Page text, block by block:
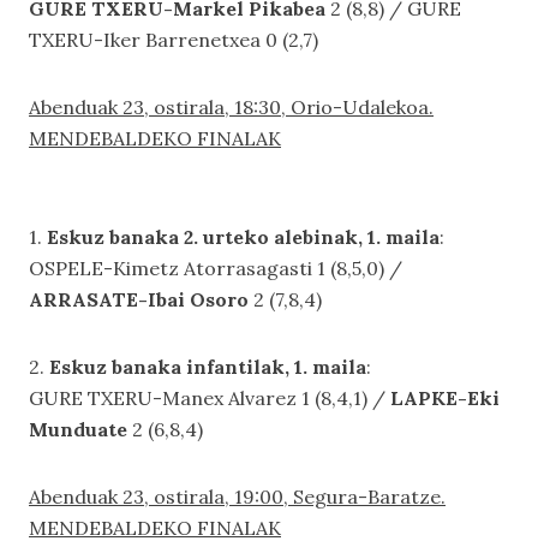
GURE TXERU-Markel Pikabea 2 (8,8) / GURE
TXERU-Iker Barrenetxea 0 (2,7)
Abenduak 23, ostirala, 18:30, Orio-Udalekoa.
MENDEBALDEKO FINALAK
1. Eskuz banaka 2. urteko alebinak, 1. maila:
OSPELE-Kimetz Atorrasagasti 1 (8,5,0) /
ARRASATE-Ibai Osoro 2 (7,8,4)
2. Eskuz banaka infantilak, 1. maila:
GURE TXERU-Manex Alvarez 1 (8,4,1) / LAPKE-Eki
Munduate 2 (6,8,4)
Abenduak 23, ostirala, 19:00, Segura-Baratze.
MENDEBALDEKO FINALAK